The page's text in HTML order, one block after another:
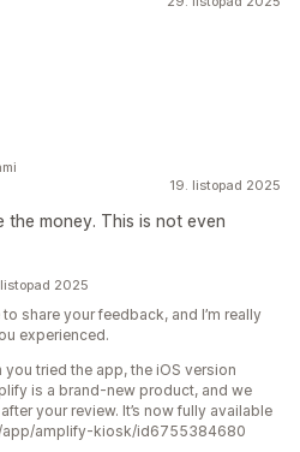
19. listopad 2025
the money. This is not even
2025
share your feedback, and I’m really
experienced.
you tried the app, the iOS version
is a brand-new product, and we
your review. It’s now fully available
app/amplify-kiosk/id6755384680